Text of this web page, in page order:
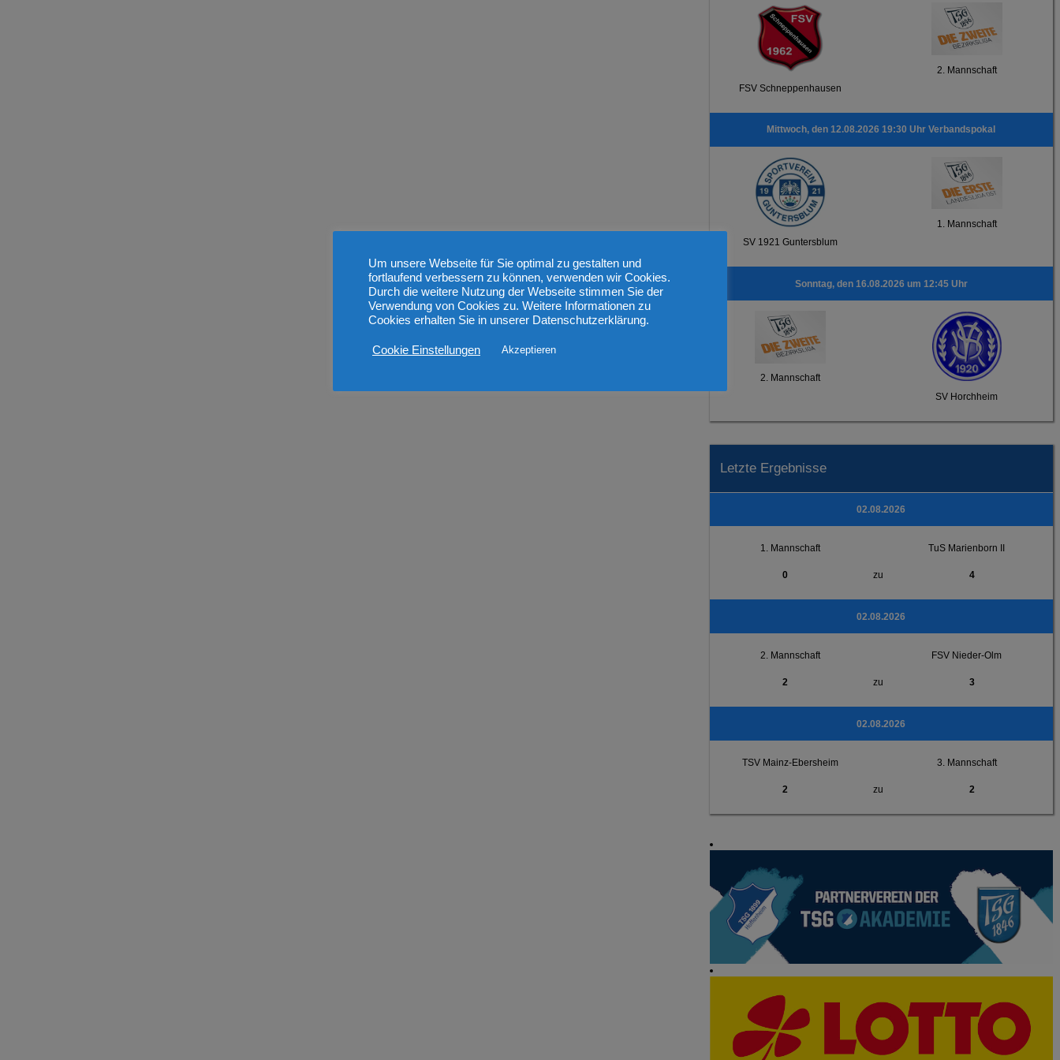
FSV Schneppenhausen
2. Mannschaft
Mittwoch, den 12.08.2026 19:30 Uhr Verbandspokal
SV 1921 Guntersblum
1. Mannschaft
Sonntag, den 16.08.2026 um 12:45 Uhr
2. Mannschaft
SV Horchheim
Letzte Ergebnisse
02.08.2026
1. Mannschaft TuS Marienborn II
0 zu 4
02.08.2026
2. Mannschaft FSV Nieder-Olm
2 zu 3
02.08.2026
TSV Mainz-Ebersheim 3. Mannschaft
2 zu 2
Um unsere Webseite für Sie optimal zu gestalten und
fortlaufend verbessern zu können, verwenden wir Cookies.
Durch die weitere Nutzung der Webseite stimmen Sie der
Verwendung von Cookies zu. Weitere Informationen zu
Cookies erhalten Sie in unserer Datenschutzerklärung.
Cookie Einstellungen Akzeptieren